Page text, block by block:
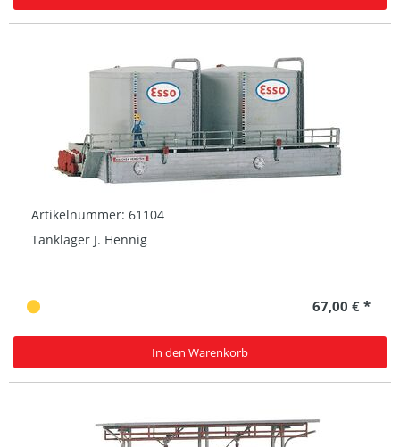
Artikelnummer: 61104
Tanklager J. Hennig
67,00 € *
In den Warenkorb